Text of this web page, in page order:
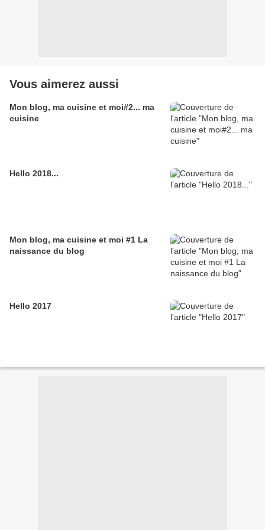
Vous aimerez aussi
Mon blog, ma cuisine et moi#2... ma
cuisine
Hello 2018...
Mon blog, ma cuisine et moi #1 La
naissance du blog
Hello 2017